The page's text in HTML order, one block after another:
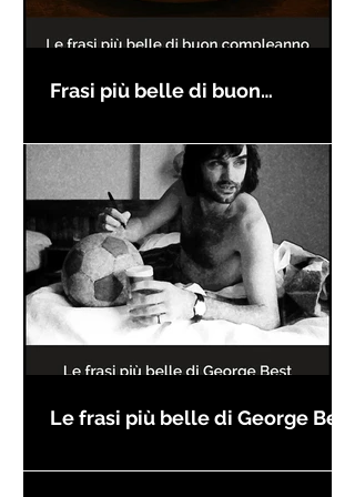
Frasi più belle di buon
Le frasi più belle di George Best